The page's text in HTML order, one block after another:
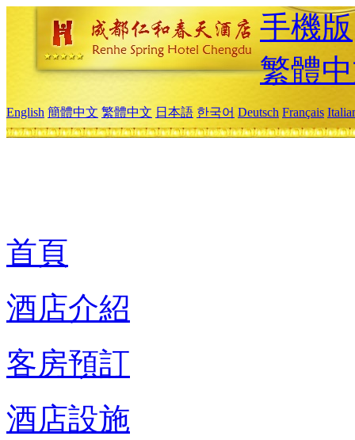
手機版
繁體
English 簡體中文 繁體中文 日本語 한국어 Deutsch Français
首頁
酒店介紹
客房預訂
酒店設施